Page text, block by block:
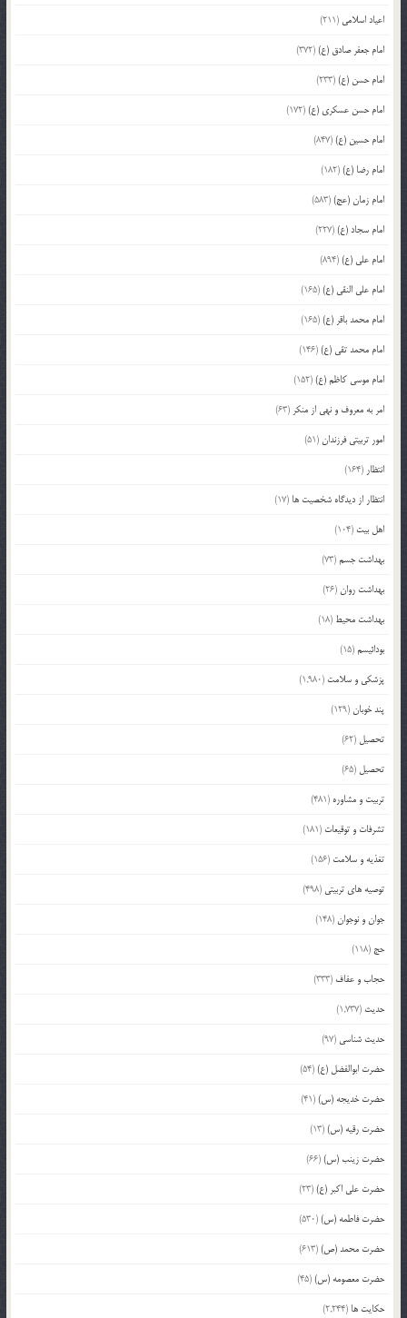
اعیاد اسلامی (211)
امام جعفر صادق (ع)(372)
امام حسن (ع)(233)
امام حسن عسکری (ع)(172)
امام حسین (ع)(847)
امام رضا (ع)(182)
امام زمان (عج)(583)
امام سجاد (ع)(227)
امام علی (ع)(894)
امام علی النقی (ع)(165)
امام محمد باقر (ع)(165)
امام محمد تقی (ع)(146)
امام موسی کاظم (ع)(152)
امر به معروف و نهی از منکر (63)
امور تربیتی فرزندان (51)
انتظار (164)
انتظار از دیدگاه شخصیت ها (17)
اهل بیت (104)
بهداشت جسم(73)
بهداشت روان (26)
بهداشت محیط (18)
بودائیسم(15)
پزشکی و سلامت (1,980)
پند خوبان (129)
تحصیل (62)
تحصیل (65)
تربیت و مشاوره (481)
تشرفات و توقیعات (181)
تغذیه و سلامت (156)
توصیه های تربیتی (498)
جوان و نوجوان (148)
حج (118)
حجاب و عفاف (333)
حدیث (1,737)
حدیث شناسی (97)
حضرت ابوالفضل (ع)(54)
حضرت خدیجه (س)(41)
حضرت رقیه (س)(13)
حضرت زینب (س)(66)
حضرت علی اکبر (ع)(23)
حضرت فاطمه (س)(530)
حضرت محمد (ص)(613)
حضرت معصومه (س)(45)
حکایت ها (2,244)